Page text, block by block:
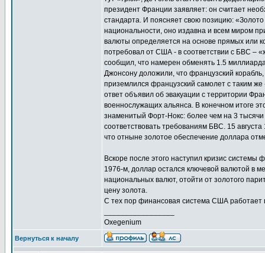
президент Франции заявляет: он считает
стандарта. И поясняет свою позицию:
национальности, оно издавна и всем миром
валюты определяется на основе прямых или
потребовал от США - в соответствии с БВС –
сообщил, что намерен обменять 1.5
Джонсону доложили, что французский
приземлился французский самолет с таким
ответ объявил об эвакуации с территории
военнослужащих альянса. В конечном итоге
знаменитый Форт-Нокс: более чем на 3
соответствовать требованиям БВС. 15
что отныне золотое обеспечение доллара
Вскоре после этого наступил кризис
1976-м, доллар остался ключевой валютой в
национальных валют, отойти от золотого
цену золота.
С тех пор финансовая система США работает
Oxegenium
Вернуться к началу